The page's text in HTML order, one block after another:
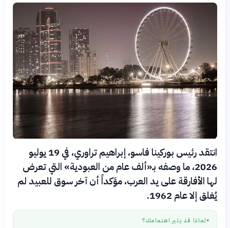
انتقد رئيس بوركينا فاسو، إبراهيم تراوري، في 19 يوليو
2026، ما وصفه بـ«ألف عام من العبودية» التي تعرض
لها الأفارقة على يد العرب، مؤكداً أن آخر سوق للعبيد لم
يُغلق إلا عام 1962.
● لماذا قد يثير اهتمامك؟